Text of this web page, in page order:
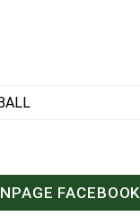
FACEBOOK